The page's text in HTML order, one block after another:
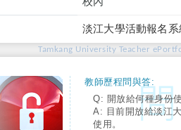
淡江大學活動報名
Tamkang University Teacher
教師歷程問與答:
Q: 開放給何種身份
A: 目前開放給淡江
使用。